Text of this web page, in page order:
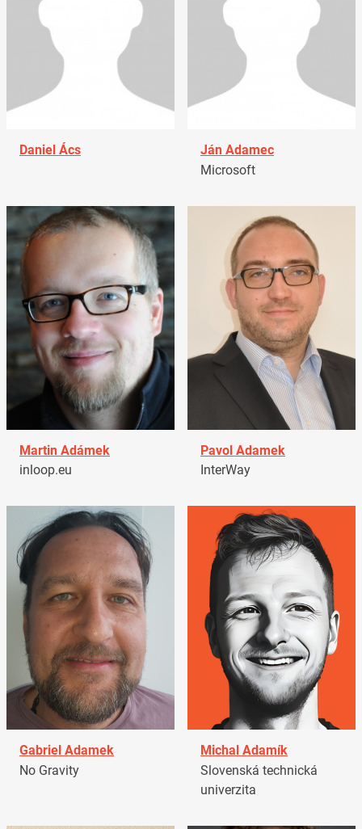
Daniel Ács
Ján Adamec
Microsoft
Martin Adámek
inloop.eu
Pavol Adamek
InterWay
Gabriel Adamek
No Gravity
Michal Adamík
Slovenská technická
univerzita